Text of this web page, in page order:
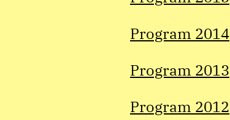
Program 2014
Program 2013
Program 2012